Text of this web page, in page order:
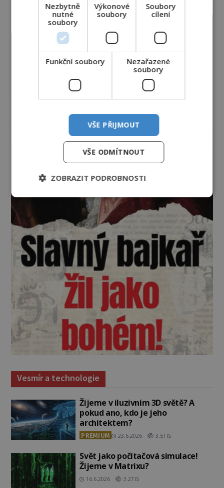
Vesmír a technologie
Žijeme v iluzivním 3D světě? A
pokud ano, kdo je jeho
architektem?
PREMIUM 23.6.2026 3.5TIS
Svět jako počítačová simulace!
Žijeme v Matrixu?
16.6.2026 3.2TIS
Nezbytně
nutné
soubory
Výkonové
soubory
Soubory
cílení
Funkční soubory
Nezařazené
soubory
VŠE PŘIJMOUT
VŠE ODMÍTNOUT
ZOBRAZIT PODROBNOSTI